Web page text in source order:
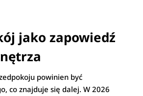
jako zapowiedź
powinien być
co znajduje się dalej. W 2026